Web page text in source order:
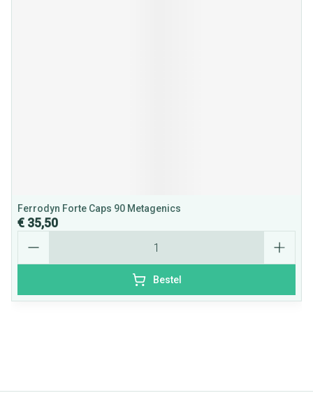
Ferrodyn Forte Caps 90 Metagenics
€ 35,50
Bestel